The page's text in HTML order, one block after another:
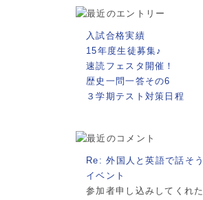
入試合格実績
15年度生徒募集♪
速読フェスタ開催！
歴史一問一答その6
３学期テスト対策日程
Re: 外国人と英語で話そう
イベント
参加者申し込みしてくれた